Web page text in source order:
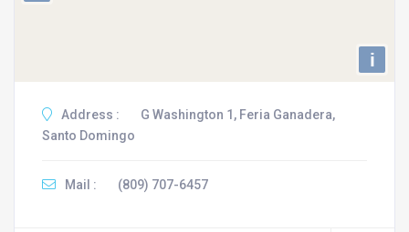
i
Address :
G Washington 1, Feria Ganadera,
Santo Domingo
Mail : (809) 707-6457